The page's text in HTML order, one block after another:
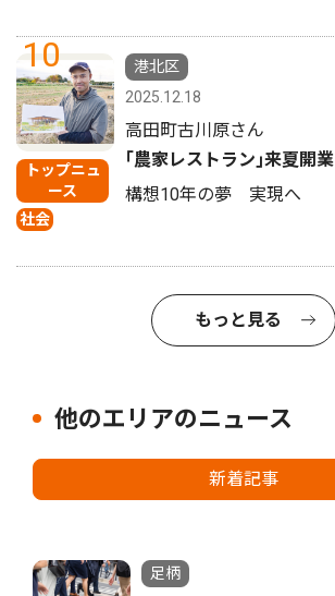
10
トップニュ
ース
社会
港北区
2025.12.18
高田町古川原さん
｢農家レストラン｣来夏開業
構想10年の夢 実現へ
もっと見る
他のエリアのニュース
新着記事
足柄